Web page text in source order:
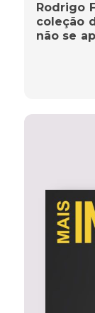
Rodrigo
coleção
não se